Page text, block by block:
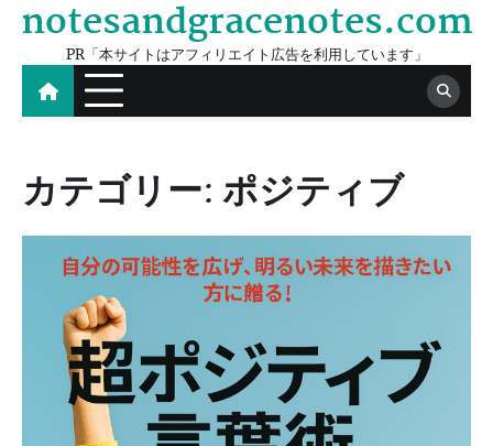
Skip
content
notesandgracenotes.com
PR「本サイトはアフィリエイト広告を利用しています」
カテゴリー:ポジティブ